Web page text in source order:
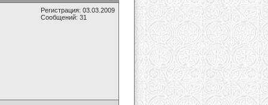
Регистрация: 03.03.2009
Сообщений: 31